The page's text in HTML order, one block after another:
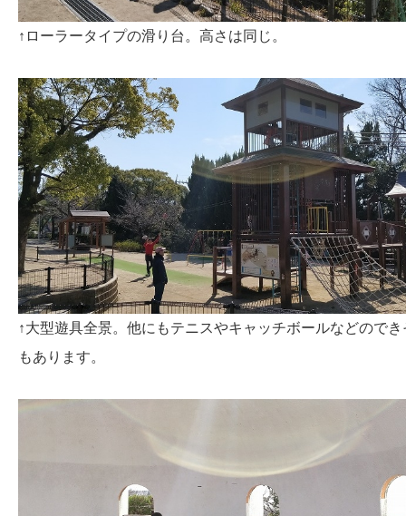
↑ローラータイプの滑り台。高さは同じ。
↑大型遊具全景。他にもテニスやキャッチボールなどので
もあります。